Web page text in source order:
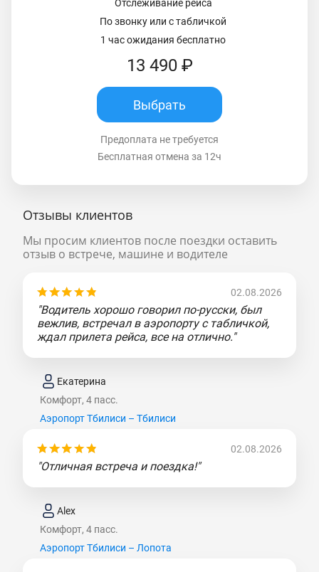
Отслеживание рейса
По звонку или с табличкой
1 час ожидания бесплатно
13 490 ₽
Выбрать
Предоплата не требуется
Бесплатная отмена за 12ч
Отзывы клиентов
Мы просим клиентов после поездки оставить
отзыв о встрече, машине и водителе
02.08.2026
"Водитель хорошо говорил по-русски, был
вежлив, встречал в аэропорту с табличкой,
ждал прилета рейса, все на отлично."
Екатерина
Комфорт, 4 пасс.
Аэропорт Тбилиси – Тбилиси
02.08.2026
"Отличная встреча и поездка!"
Alex
Комфорт, 4 пасс.
Аэропорт Тбилиси – Лопота